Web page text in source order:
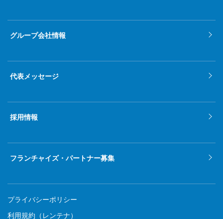
グループ会社情報
代表メッセージ
採用情報
フランチャイズ・パートナー募集
プライバシーポリシー
利用規約（レンテナ）